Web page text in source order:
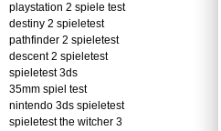
playstation 2 spiele test
destiny 2 spieletest
pathfinder 2 spieletest
descent 2 spieletest
spieletest 3ds
35mm spiel test
nintendo 3ds spieletest
spieletest the witcher 3